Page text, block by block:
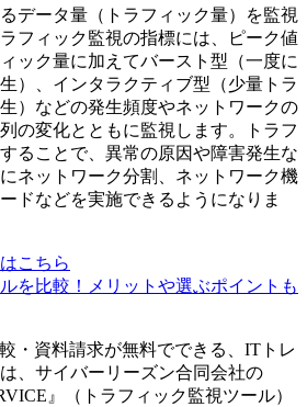
データ量（トラフィック量）を監視
フィック監視の指標には、ピーク値
ック量に加えてバースト型（一度に
）、インタラクティブ型（少量トラ
）などの発生頻度やネットワークの
の変化とともに監視します。トラフ
ることで、異常の原因や障害発生な
ネットワーク分割、ネットワーク機
ドなどを実施できるようになりま
こちら
を比較！メリットや選ぶポイントも
・資料請求が無料でできる、ITトレ
、 サイバーリーズン合同会社の
』（ トラフィック監視ツール）